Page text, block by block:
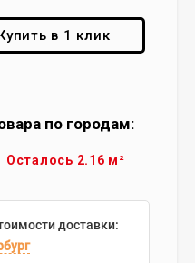
в 1 клик
по городам:
Осталось 2.16 м²
доставки: